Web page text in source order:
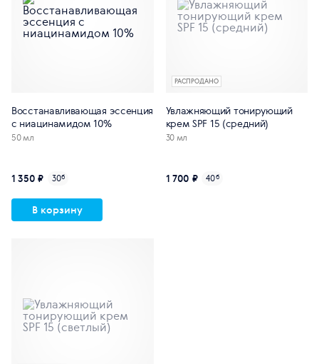
Восстанавливающая эссенция
с ниацинамидом 10%
50 мл
1 350 ₽ 30б
В корзину
РАСПРОДАНО
Увлажняющий тонирующий
крем SPF 15 (средний)
30 мл
1 700 ₽ 40б